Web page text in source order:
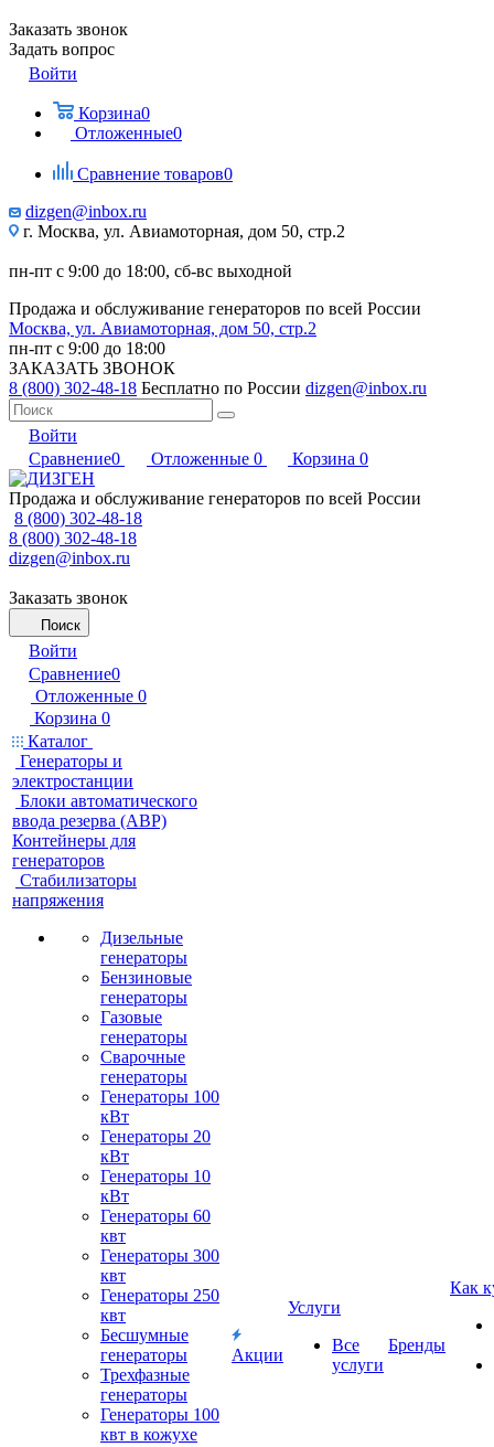
Заказать звонок
Задать вопрос
Войти
Корзина0
Отложенные0
Сравнение товаров0
dizgen@inbox.ru
г. Москва, ул. Авиамоторная, дом 50, стр.2
пн-пт с 9:00 до 18:00, сб-вс выходной
Продажа и обслуживание генераторов по всей России
Москва, ул. Авиамоторная, дом 50, стр.2
пн-пт с 9:00 до 18:00
ЗАКАЗАТЬ ЗВОНОК
8 (800) 302-48-18 Бесплатно по России dizgen@inbox.ru
Войти
Сравнение0 Отложенные 0 Корзина 0
Продажа и обслуживание генераторов по всей России
8 (800) 302-48-18
8 (800) 302-48-18
dizgen@inbox.ru
Заказать звонок
Поиск
Войти
Сравнение0
Отложенные 0
Корзина 0
Каталог
Генераторы и
электростанции
Блоки автоматического
ввода резерва (АВР)
Контейнеры для
генераторов
Стабилизаторы
напряжения
Дизельные
генераторы
Бензиновые
генераторы
Газовые
генераторы
Сварочные
генераторы
Генераторы 100
кВт
Генераторы 20
кВт
Генераторы 10
кВт
Генераторы 60
квт
Генераторы 300
квт
Генераторы 250
квт
Бесшумные
генераторы
Трехфазные
генераторы
Генераторы 100
квт в кожухе
Акции
Услуги
Все
услуги
Бренды
Как